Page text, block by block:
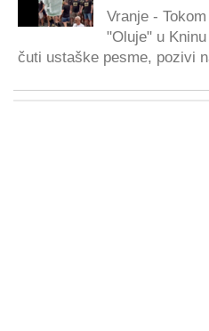
Vranje -
"Oluje" u
čuti ustaške pesme, pozivi